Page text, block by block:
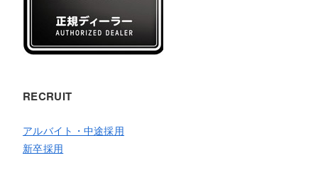
RECRUIT
アルバイト・中途採用
新卒採用